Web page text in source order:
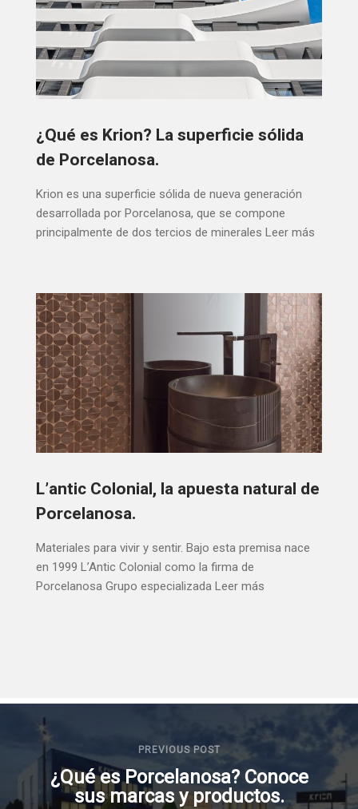
¿Qué es Krion? La superficie sólida
de Porcelanosa.
Krion es una superficie sólida de nueva generación
desarrollada por Porcelanosa, que se compone
principalmente de dos tercios de minerales Leer más
L’antic Colonial, la apuesta natural de
Porcelanosa.
Materiales para vivir y sentir. Bajo esta premisa nace
en 1999 L’Antic Colonial como la firma de
Porcelanosa Grupo especializada Leer más
PREVIOUS POST
¿Qué es Porcelanosa? Conoce
sus marcas y productos.